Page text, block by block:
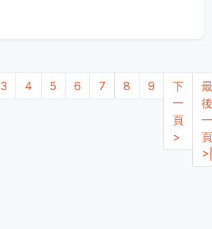
3 4 5 6 7 8 9
下
一
頁
>
最
後
一
頁
>|